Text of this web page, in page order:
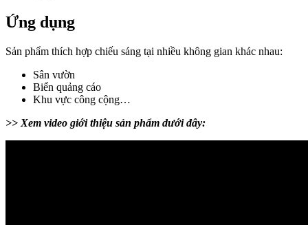
Ứng dụng
Sản phẩm thích hợp chiếu sáng tại nhiều không gian khác nhau:
Sân vườn
Biển quảng cáo
Khu vực công cộng…
>> Xem video giới thiệu sản phẩm dưới đây: